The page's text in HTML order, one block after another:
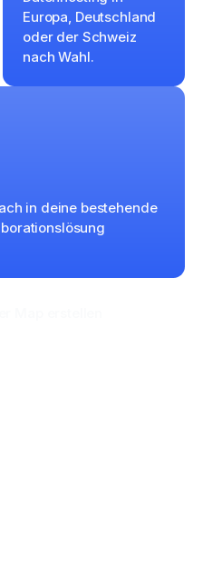
Europa, Deutschland
oder der Schweiz
nach Wahl.
in deine bestehende